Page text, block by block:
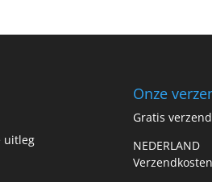
uitleg
Onze
Gratis
NEDERLAND